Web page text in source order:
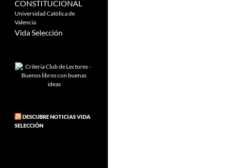
CONSTITUCIONAL
Universidad Católica de
Valencia
Vida Selección
DESCUBRE NOTICIAS VIDA
SELECCIÓN